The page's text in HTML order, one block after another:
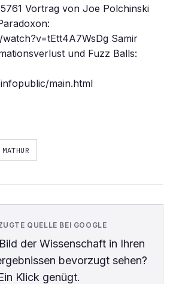
Vortrag von Joe Polchinski
Samir
und Fuzz Balls:
main.html
MATHUR
QUELLE BEI GOOGLE
Bild der Wissenschaftin Ihren
bevorzugt sehen?
Klick genügt.